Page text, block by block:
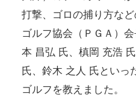
打撃、ゴロの捕り方な
ゴルフ協会（ＰＧＡ）
本 昌弘 氏、槙岡 充浩
氏、鈴木 之人 氏といっ
ゴルフを教えました。